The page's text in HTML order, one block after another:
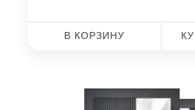
В КОРЗИНУ